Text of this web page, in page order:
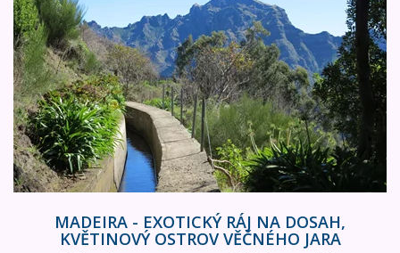
MADEIRA - EXOTICKÝ RÁJ NA DOSAH,
KVĚTINOVÝ OSTROV VĚČNÉHO JARA